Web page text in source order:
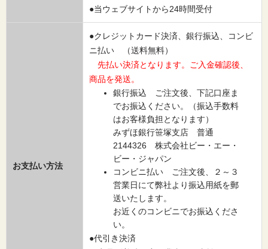
●当ウェブサイトから24時間受付
お支払い方法
●クレジットカード決済、銀行振込、コンビ
ニ払い （送料無料）
先払い決済となります。ご入金確認後、
商品を発送。
銀行振込 ご注文後、下記口座ま
でお振込ください。（振込手数料
はお客様負担となります）
みずほ銀行笹塚支店 普通
2144326 株式会社ビー・エー・
ビー・ジャパン
コンビニ払い ご注文後、２～３
営業日にて弊社より振込用紙を郵
送いたします。
お近くのコンビニでお振込くださ
い。
●代引き決済